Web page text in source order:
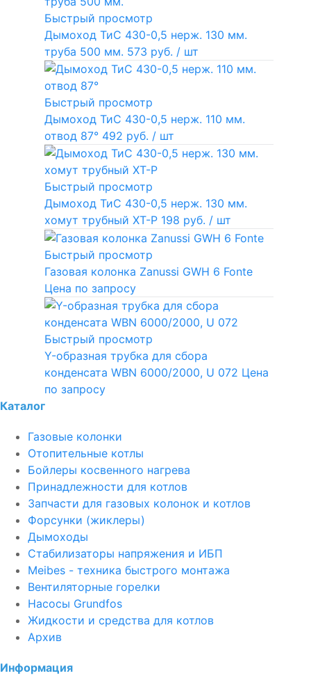
Быстрый просмотр
Дымоход ТиС 430-0,5 нерж. 130 мм.
труба 500 мм. 573 руб. / шт
Быстрый просмотр
Дымоход ТиС 430-0,5 нерж. 110 мм.
отвод 87° 492 руб. / шт
Быстрый просмотр
Дымоход ТиС 430-0,5 нерж. 130 мм.
хомут трубный ХТ-Р 198 руб. / шт
Быстрый просмотр
Газовая колонка Zanussi GWH 6 Fonte
Цена по запросу
Быстрый просмотр
Y-образная трубка для сбора
конденсата WBN 6000/2000, U 072 Цена
по запросу
Каталог
Газовые колонки
Отопительные котлы
Бойлеры косвенного нагрева
Принадлежности для котлов
Запчасти для газовых колонок и котлов
Форсунки (жиклеры)
Дымоходы
Стабилизаторы напряжения и ИБП
Meibes - техника быстрого монтажа
Вентиляторные горелки
Насосы Grundfos
Жидкости и средства для котлов
Архив
Информация